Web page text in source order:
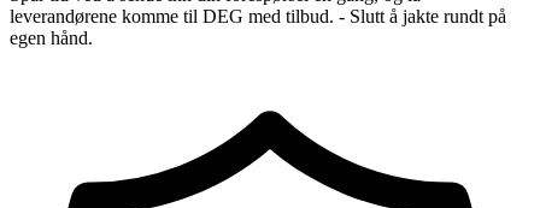
leverandørene komme til DEG med tilbud. - Slutt å jakte rundt på
egen hånd.